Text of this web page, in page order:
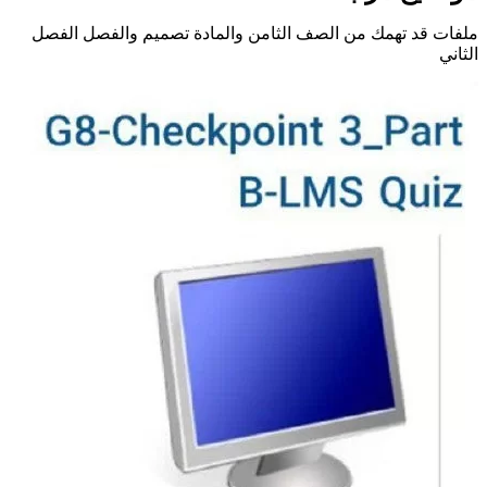
تهمك من الصف الثامن والمادة تصميم والفصل الفصل